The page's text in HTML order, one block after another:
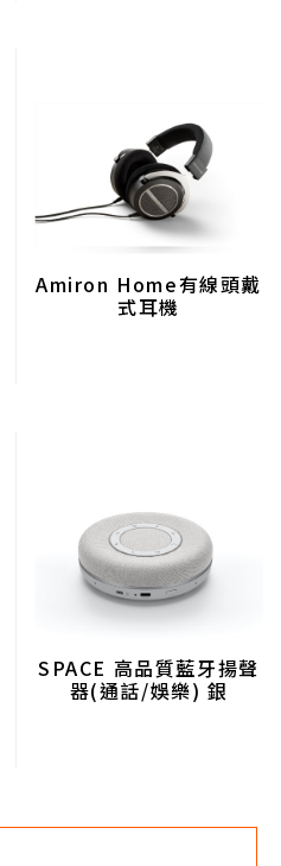
Amiron Home有線頭戴
式耳機
SPACE 高品質藍牙揚聲
器(通話/娛樂) 銀